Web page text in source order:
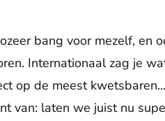
bang voor mezelf, en
Internationaal zag je
op de meest
van: laten we juist nu